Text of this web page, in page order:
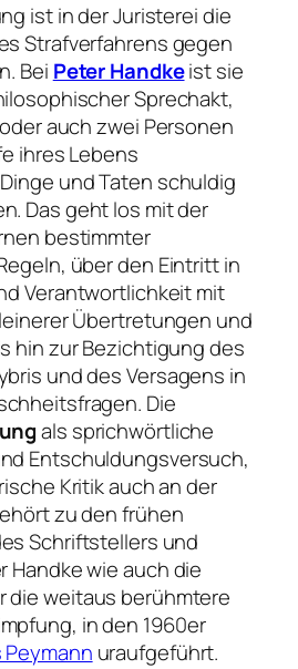
ist in der Juristerei die
Strafverfahrens gegen
Bei Peter Handkeist sie
Sprechakt,
auch zwei Personen
ihres Lebens
und Taten schuldig
Das geht los mit der
bestimmter
über den Eintritt in
Verantwortlichkeit mit
Übertretungen und
hin zur Bezichtigung des
und des Versagens in
Die
als sprichwörtliche
Entschuldungsversuch,
Kritik auch an der
zu den frühen
Schriftstellers und
Handke wie auch die
die weitaus berühmtere
, in den 1960er
Peymann uraufgeführt.